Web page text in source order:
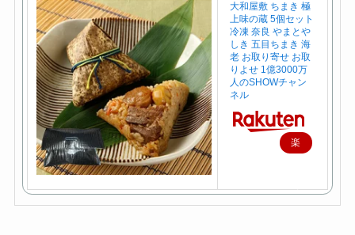
大和屋敷 ちまき 極
上味の蔵 5個セット
冷凍 奈良 やまとや
しき 五目ちまき 海
老 お取り寄せ お取
りよせ 1億3000万
人のSHOWチャン
ネル
楽
購